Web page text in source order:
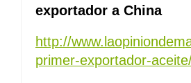
exportador a China
http://
primer-exportador-